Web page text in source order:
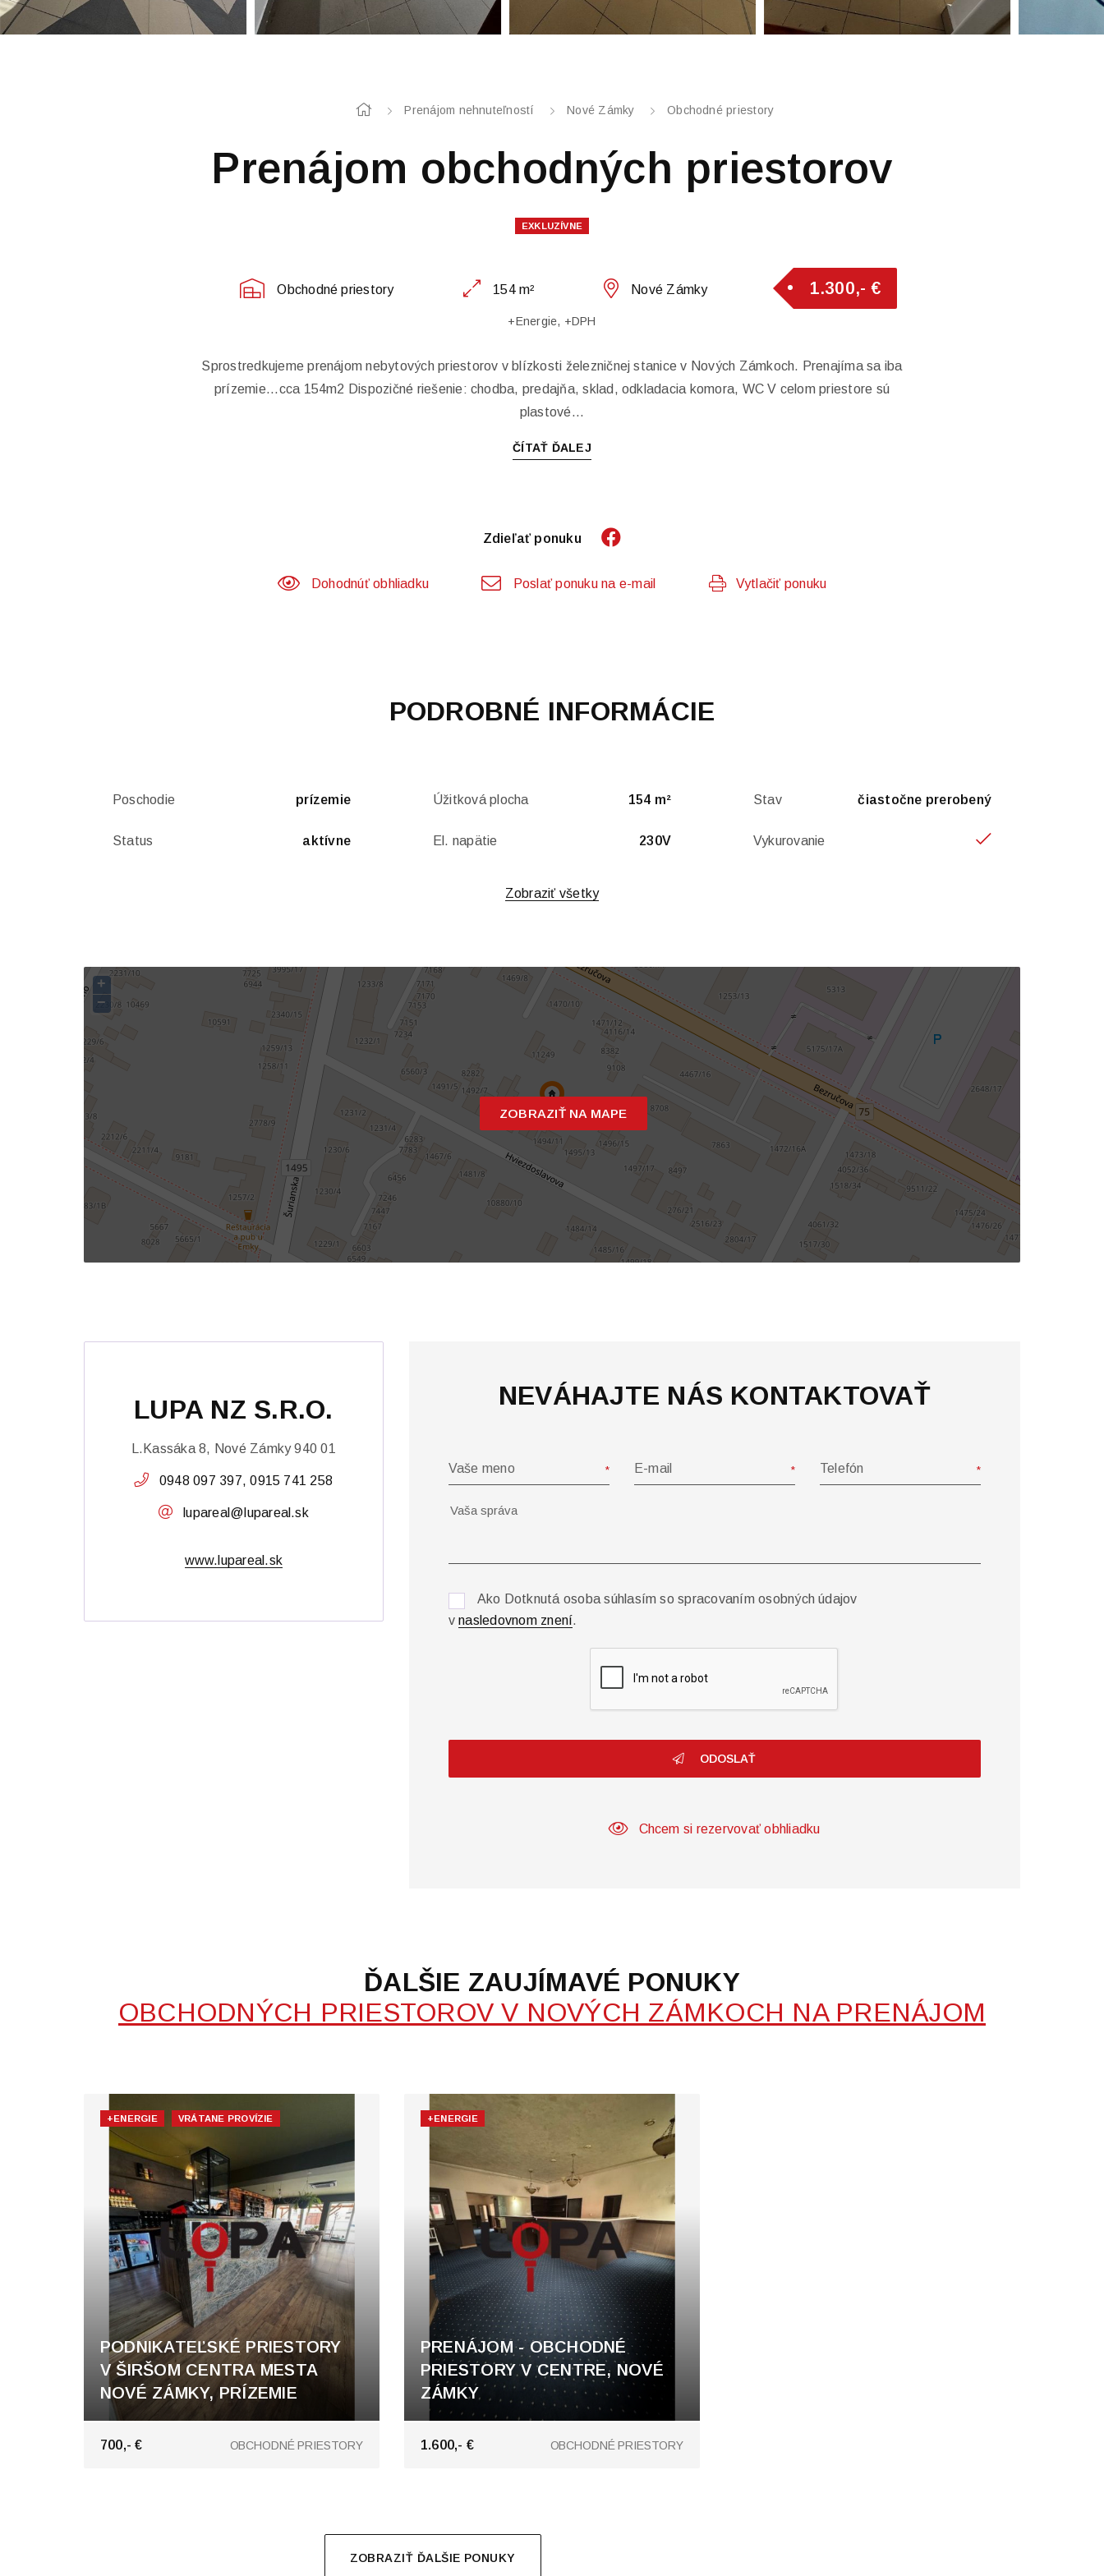
Prenájom nehnuteľností Nové Zámky Obchodné priestory
Prenájom obchodných priestorov
EXKLUZÍVNE
Obchodné priestory 154 m² Nové Zámky 1.300,- €
+Energie, +DPH
Sprostredkujeme prenájom nebytových priestorov v blízkosti železničnej stanice v Nových Zámkoch. Prenajíma sa iba
prízemie...cca 154m2 Dispozičné riešenie: chodba, predajňa, sklad, odkladacia komora, WC V celom priestore sú
plastové...
ČÍTAŤ ĎALEJ
Zdieľať ponuku
Dohodnúť obhliadku Poslať ponuku na e-mail Vytlačiť ponuku
PODROBNÉ INFORMÁCIE
Poschodie prízemie Úžitková plocha 154 m² Stav čiastočne prerobený
Status aktívne El. napätie 230V Vykurovanie
Zobraziť všetky
ZOBRAZIŤ NA MAPE
+
−
LUPA NZ S.R.O.
L.Kassáka 8, Nové Zámky 940 01
0948 097 397, 0915 741 258
lupareal@lupareal.sk
www.lupareal.sk
NEVÁHAJTE NÁS KONTAKTOVAŤ
Vaše meno E-mail Telefón
Ako Dotknutá osoba súhlasím so spracovaním osobných údajov
vnasledovnom znení.
ODOSLAŤ
Chcem si rezervovať obhliadku
ĎALŠIE ZAUJÍMAVÉ PONUKY
OBCHODNÝCH PRIESTOROV V NOVÝCH ZÁMKOCH NA PRENÁJOM
+ENERGIE VRÁTANE PROVÍZIE
PODNIKATEĽSKÉ PRIESTORY
V ŠIRŠOM CENTRA MESTA
NOVÉ ZÁMKY, PRÍZEMIE
Nové Zámky
OBCHODNÉ PRIESTORY
700,- €
+ENERGIE
PRENÁJOM - OBCHODNÉ
PRIESTORY V CENTRE, NOVÉ
ZÁMKY
Nové Zámky
OBCHODNÉ PRIESTORY
1.600,- €
ZOBRAZIŤ ĎALŠIE PONUKY